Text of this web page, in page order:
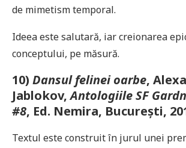
de mimetism temporal.
Ideea este salutară, iar creionarea
conceptului, pe măsură.
10) Dansul felinei oarbe,
Jablokov,Antologiile SF
#8, Ed. Nemira, București,
Textul este construit în jurul unei